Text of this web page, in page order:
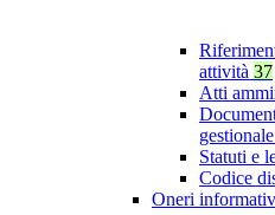
attività 37
Atti
gestionale
Statuti e
Codice
Oneri